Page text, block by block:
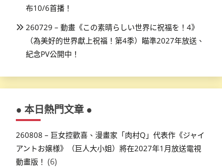
布10/6首播！
260729 – 動畫《この素晴らしい世界に祝福を！4》
（為美好的世界獻上祝福！第4季）瞄準2027年放送、
紀念PV公開中！
● 本日熱門文章 ●
260808 – 巨女控歡喜、漫畫家「肉村Q」代表作《ジャイ
アントお嬢様》（巨人大小姐）將在2027年1月放送電視
動畫版！ (6)